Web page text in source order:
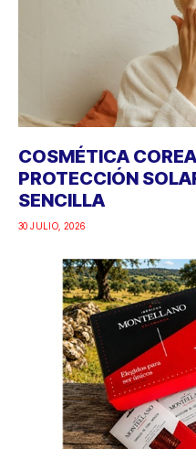
COSMÉTICA
PROTECCIÓN
SENCILLA
30 JULIO, 2026